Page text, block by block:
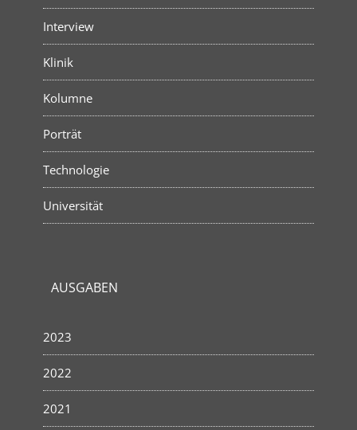
Interview
Klinik
Kolumne
Porträt
Technologie
Universität
AUSGABEN
2023
2022
2021